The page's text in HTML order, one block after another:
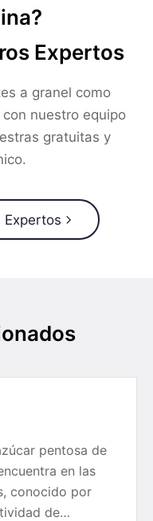
Expertos
a granel como
nuestro equipo
gratuitas y
Expertos
pentosa de
en las
conocido por
de…